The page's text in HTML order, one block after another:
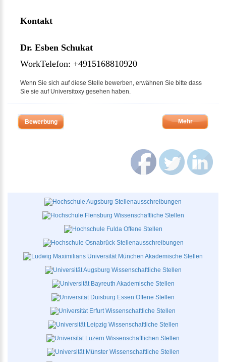
Kontakt
Dr. Esben Schukat
WorkTelefon: +4915168810920
Wenn Sie sich auf diese Stelle bewerben, erwähnen Sie bitte dass
Sie sie auf Universitoxy gesehen haben.
Bewerbung Mehr